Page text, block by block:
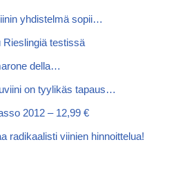
yhdistelmä sopii…
Rieslingiä testissä
della…
on tyylikäs tapaus…
2012 – 12,99 €
radikaalisti viinien hinnoittelua!